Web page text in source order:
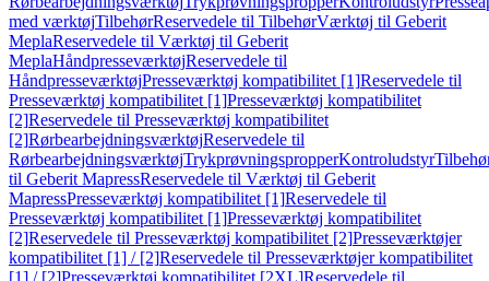
med værktøjTilbehørReservedele til TilbehørVærktøj til Geberit
MeplaReservedele til Værktøj til Geberit
MeplaHåndpresseværktøjReservedele til
HåndpresseværktøjPresseværktøj kompatibilitet [1]Reservedele til
Presseværktøj kompatibilitet [1]Presseværktøj kompatibilitet
[2]Reservedele til Presseværktøj kompatibilitet
[2]RørbearbejdningsværktøjReservedele til
RørbearbejdningsværktøjTrykprøvningspropperKontroludstyr
til Geberit MapressReservedele til Værktøj til Geberit
MapressPresseværktøj kompatibilitet [1]Reservedele til
Presseværktøj kompatibilitet [1]Presseværktøj kompatibilitet
[2]Reservedele til Presseværktøj kompatibilitet [2]Presseværktøjer
kompatibilitet [1] / [2]Reservedele til Presseværktøjer kompatibilitet
[1] / [2]Presseværktøj kompatibilitet [2XL]Reservedele til